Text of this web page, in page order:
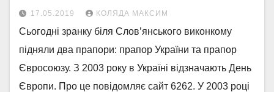
17.05.2019 КОЛЯДА МАКСИМ
Сьогодні зранку біля Слов’янського виконкому
підняли два прапори: прапор України та прапор
Євросоюзу. З 2003 року в Україні відзначають День
Європи. Про це повідомляє сайт 6262. У 2003 році